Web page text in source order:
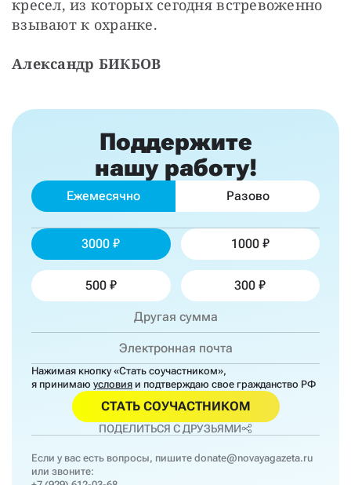
кресел, из которых сегодня встревоженно
взывают к охранке.
Александр БИКБОВ
Поддержите
нашу работу!
Ежемесячно Разово
3000 1000
500 300
Нажимая кнопку «Стать соучастником»,
я принимаю условия и подтверждаю свое гражданство РФ
СТАТЬ СОУЧАСТНИКОМ
ПОДЕЛИТЬСЯ С ДРУЗЬЯМИ
Если у вас есть вопросы, пишите donate@novayagazeta.ru
или звоните: